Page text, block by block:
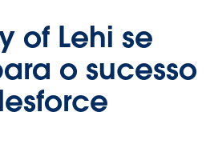
of Lehi se
o sucesso